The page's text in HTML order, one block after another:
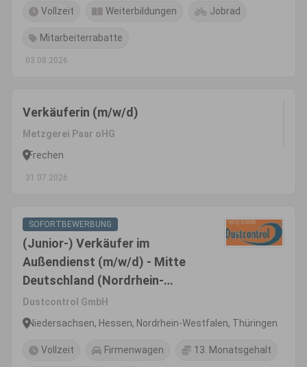
Vollzeit Weiterbildungen Jobrad
Mitarbeiterrabatte
03.08.2026
Verkäuferin (m/w/d)
Metzgerei Paar oHG
Frechen
31.07.2026
SOFORTBEWERBUNG
(Junior-) Verkäufer im
Außendienst (m/w/d) - Mitte
Deutschland (Nordrhein-
Westfalen, Nord-Hessen,
Thüringen, Sachsen)
Dustcontrol GmbH
Niedersachsen, Hessen, Nordrhein-Westfalen, Thüringen
Vollzeit Firmenwagen 13. Monatsgehalt